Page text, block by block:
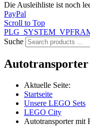
Die Ausleihliste ist noch
PayPal
Scroll to Top
Suche
Autotransporter
Aktuelle Seite:
Startseite
Unsere LEGO Sets
LEGO City
Autotransporter mit